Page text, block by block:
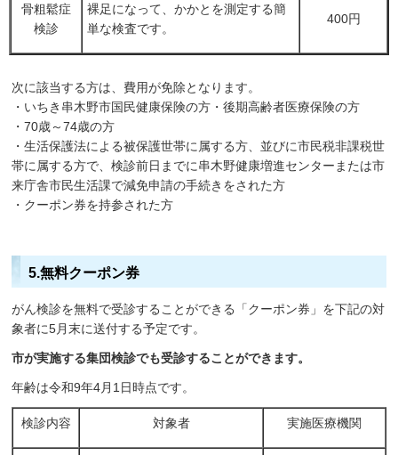
骨粗鬆症
検診
裸足になって、かかとを測定する簡
単な検査です。
400円
次に該当する方は、費用が免除となります。
・いちき串木野市国民健康保険の方・後期高齢者医療保険の方
・70歳～74歳の方
・生活保護法による被保護世帯に属する方、並びに市民税非課税世
帯に属する方で、検診前日までに串木野健康増進センターまたは市
来庁舎市民生活課で減免申請の手続きをされた方
・クーポン券を持参された方
5.無料クーポン券
がん検診を無料で受診することができる「クーポン券」を下記の対
象者に5月末に送付する予定です。
市が実施する集団検診でも受診することができます。
年齢は令和9年4月1日時点です。
検診内容 対象者 実施医療機関